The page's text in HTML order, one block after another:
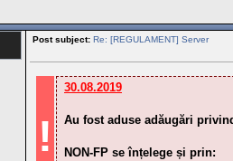
Post subject: Re: [REGULAMENT] Server
!
30.08.2019
Au fost aduse adăugări
NON-FP se înțelege și prin: